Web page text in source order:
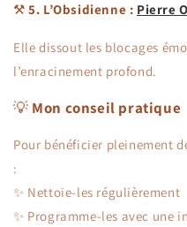
⚒️5. L’Obsidienne : Pierre
Elle dissout les blocages
l’enracinement profond.
💡 Mon conseil pratique
Pour bénéficier pleinement
:
✨ Nettoie-les régulièrement
✨ Programme-les avec une